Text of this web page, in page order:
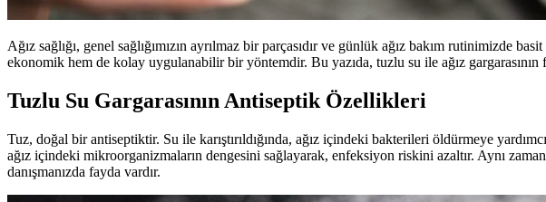
Ağız sağlığı, genel sağlığımızın ayrılmaz bir parçasıdır ve günlük ağız bakım
ekonomik hem de kolay uygulanabilir bir yöntemdir. Bu yazıda, tuzlu su ile ağız gargarasının
Tuzlu Su Gargarasının Antiseptik Özellikleri
Tuz, doğal bir antiseptiktir. Su ile karıştırıldığında, ağız içindeki bakterileri öldürmeye
ağız içindeki mikroorganizmaların dengesini sağlayarak, enfeksiyon riskini azaltır. Aynı
danışmanızda fayda vardır.